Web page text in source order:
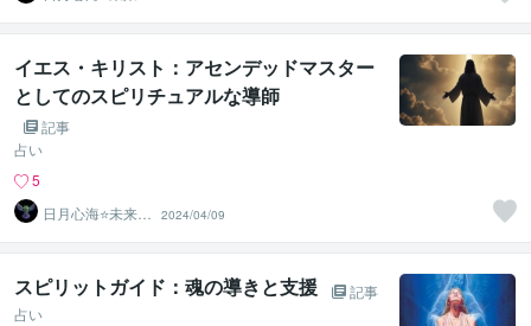
火
イエス・キリスト：アセンデッドマスター
としてのスピリチュアルな導師
記事
占い
5
日月心海⭐未来灯
火
2024/04/09
スピリットガイド：魂の導きと支援
記事
占い